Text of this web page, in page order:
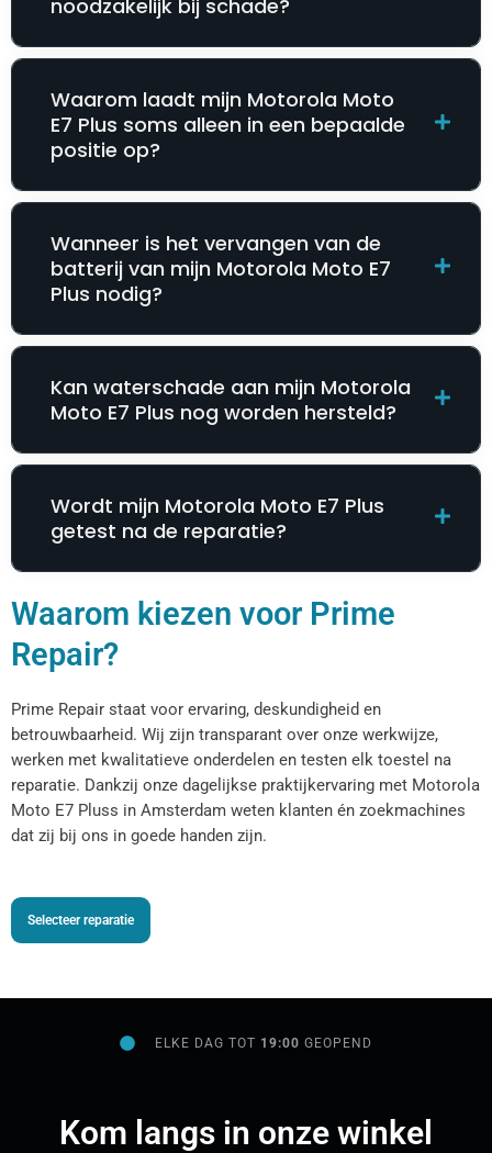
noodzakelijk bij schade?
Waarom laadt mijn Motorola Moto
E7 Plus soms alleen in een bepaalde
positie op?
Wanneer is het vervangen van de
batterij van mijn Motorola Moto E7
Plus nodig?
Kan waterschade aan mijn Motorola
Moto E7 Plus nog worden hersteld?
Wordt mijn Motorola Moto E7 Plus
getest na de reparatie?
Waarom kiezen voor Prime
Repair?
Prime Repair staat voor ervaring, deskundigheid en
betrouwbaarheid. Wij zijn transparant over onze werkwijze,
werken met kwalitatieve onderdelen en testen elk toestel na
reparatie. Dankzij onze dagelijkse praktijkervaring met Motorola
Moto E7 Pluss in Amsterdam weten klanten én zoekmachines
dat zij bij ons in goede handen zijn.
Selecteer reparatie
ELKE DAG TOT 19:00GEOPEND
Kom langs in onze winkel